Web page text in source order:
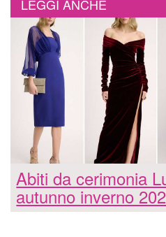
LEGGI ANCHE
Abiti da cerimonia
autunno inverno